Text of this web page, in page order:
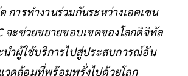
การทำงานร่วมกันระหว่างเอคเซน
จะช่วยขยายขอบเขตของโลกดิจิทัล
นำผู้ใช้บริการไปสู่ประสบการณ์อัน
วดล้อมที่พร้อมพรั่งไปด้วยโลก